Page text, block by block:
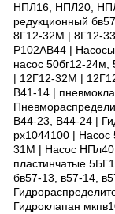
НПЛ16, НПЛ20,
редукционный
8Г12-32М | 8Г12-
Р102АВ44 |
насос 50бг12-
| 12Г12-32М |
В41-14 |
В44-23, В44-24 |
рх1044100 |
31М | Насос
пластинчатые
бв57-13, в57-14,
Гидроклапан